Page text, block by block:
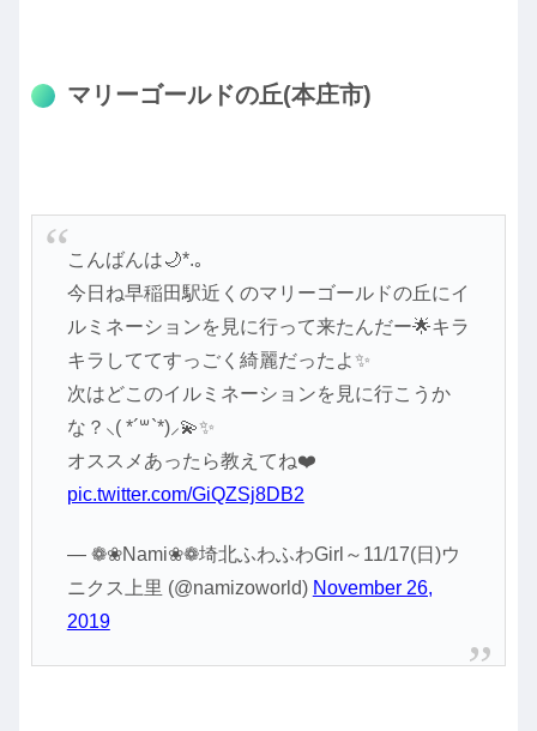
マリーゴールドの丘(本庄市)
こんばんは🌙*.｡
今日ね早稲田駅近くのマリーゴールドの丘にイ
ルミネーションを見に行って来たんだー🌟キラ
キラしててすっごく綺麗だったよ✨
次はどこのイルミネーションを見に行こうか
な？⸜( *´꒳`*)⸝💫✨
オススメあったら教えてね❤️
pic.twitter.com/GiQZSj8DB2
— ❁❀Nami❀❁埼北ふわふわGirl～11/17(日)ウ
ニクス上里 (@namizoworld) November 26,
2019